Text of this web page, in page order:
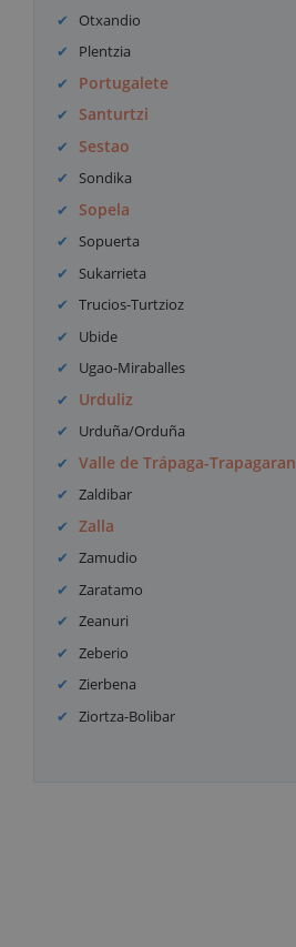
Otxandio
Plentzia
Portugalete
Santurtzi
Sestao
Sondika
Sopela
Sopuerta
Sukarrieta
Trucios-Turtzioz
Ubide
Ugao-Miraballes
Urduliz
Urduña/Orduña
Valle de Trápaga-Trapagaran
Zaldibar
Zalla
Zamudio
Zaratamo
Zeanuri
Zeberio
Zierbena
Ziortza-Bolibar